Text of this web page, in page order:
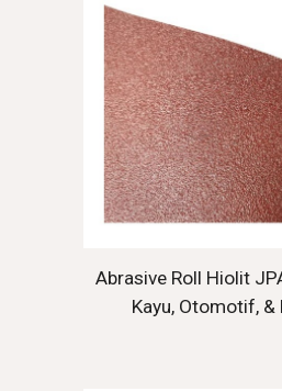
Abrasive Roll Hiolit
Kayu, Otomotif,